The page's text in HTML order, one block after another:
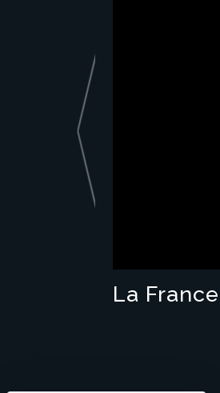
La